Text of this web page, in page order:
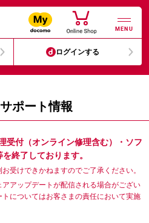
MENU
ログインする
ポート情報
受付（オンライン修理含む）・ソフ
終了しております。
受けできかねますのでご了承ください。
アップデートが配信される場合がござい
についてはお客さまの責任において実施